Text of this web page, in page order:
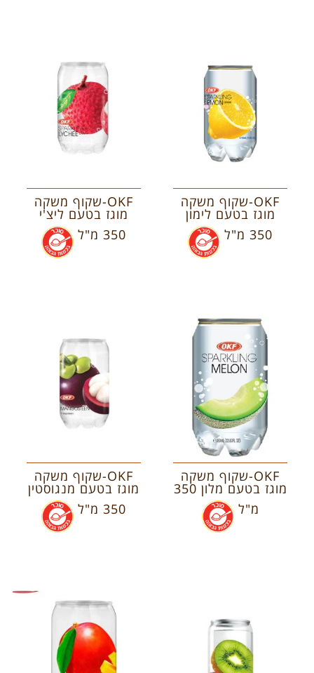
OKF-שקוף משקה
מוגז בטעם לימון
350 מ"ל
.
OKF-שקוף משקה
מוגז בטעם ליצ'י
350 מ"ל
.
OKF-שקוף משקה
מוגז בטעם מלון 350
מ"ל
.
OKF-שקוף משקה
מוגז בטעם מנגוסטין
350 מ"ל
.